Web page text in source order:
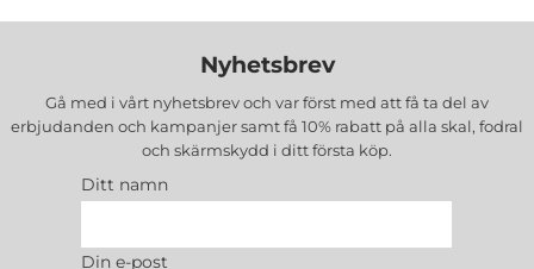
Nyhetsbrev
Gå med i vårt nyhetsbrev och var först med att få ta del av
erbjudanden och kampanjer samt få 10% rabatt på alla skal, fodral
och skärmskydd i ditt första köp.
Ditt namn
Din e-post